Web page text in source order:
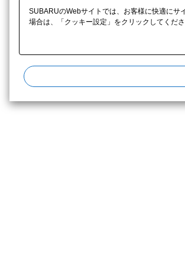
SUBARUのWebサイトでは、お客様に快適にサ
場合は、「クッキー設定」をクリックしてくださ